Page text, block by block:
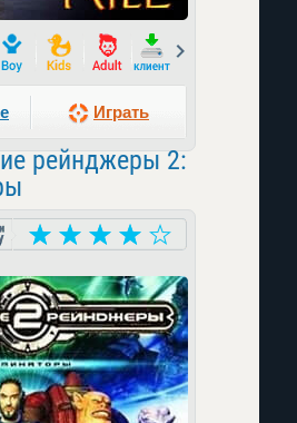
Играть
рейнджеры 2: